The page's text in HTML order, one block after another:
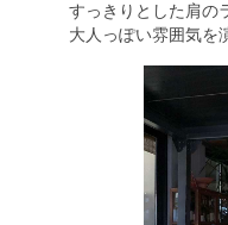
すっきりとした肩の
大人っぽい雰囲気を